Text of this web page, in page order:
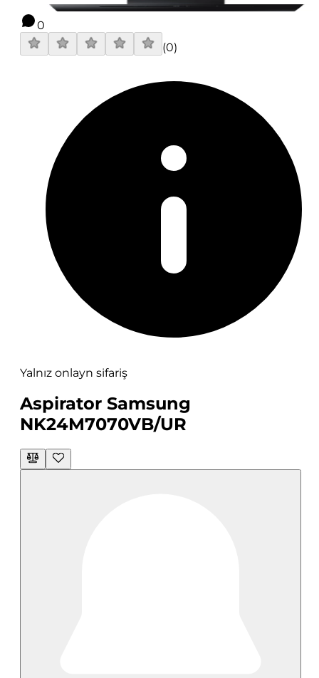
0
(0)
Yalnız onlayn sifariş
Aspirator Samsung
NK24M7070VB/UR